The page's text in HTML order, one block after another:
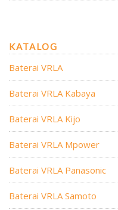
KATALOG
Baterai VRLA
Baterai VRLA Kabaya
Baterai VRLA Kijo
Baterai VRLA Mpower
Baterai VRLA Panasonic
Baterai VRLA Samoto